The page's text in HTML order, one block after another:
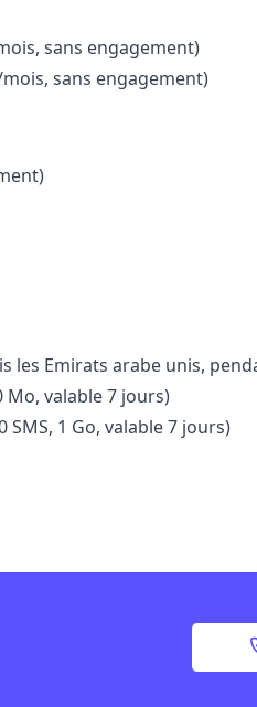
sans engagement)
sans engagement)
les Emirats arabe unis,
Mo, valable 7 jours)
1 Go, valable 7 jours)